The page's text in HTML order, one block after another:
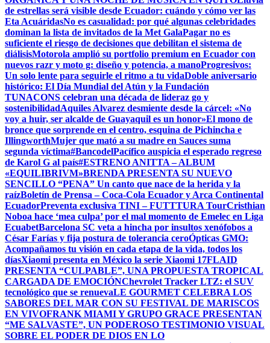
de estrellas será visible desde Ecuador: cuándo y cómo ver las
Eta AcuáridasNo es casualidad: por qué algunas celebridades
dominan la lista de invitados de la Met GalaPagar no es
suficiente el riesgo de decisiones que debilitan el sistema de
diálisisMotorola amplió su portfolio premium en Ecuador con
nuevos razr y moto g: diseño y potencia, a manoProgresivos:
Un solo lente para seguirle el ritmo a tu vidaDoble aniversario
histórico: El Día Mundial del Atún y la Fundación
TUNACONS celebran una década de lideraz go y
sostenibilidadAquiles Alvarez desmiente desde la cárcel: «No
voy a huir, ser alcalde de Guayaquil es un honor»El mono de
bronce que sorprende en el centro, esquina de Pichincha e
IllingworthMujer que mató a su madre en Sauces suma
segunda víctima#BancodelPacífico auspicia el esperado regreso
de Karol G al país#ESTRENO ANITTA – ALBUM
«EQUILIBRIVM»BRENDA PRESENTA SU NUEVO
SENCILLO “PENA” Un canto que nace de la herida y la
raízBoletín de Prensa – Coca-Cola Ecuador y Arca Continental
EcuadorPreventa exclusiva TINI – FUTTTURA TourCristhian
Noboa hace ‘mea culpa’ por el mal momento de Emelec en Liga
EcuabetBarcelona SC veta a hincha por insultos xenófobos a
César Farías y fija postura de tolerancia ceroÓpticas GMO:
Acompañamos tu visión en cada etapa de la vida, todos los
díasXiaomi presenta en México la serie Xiaomi 17FLAID
PRESENTA “CULPABLE”, UNA PROPUESTA TROPICAL
CARGADA DE EMOCIÓNChevrolet Tracker LTZ: el SUV
tecnológico que se renuevaLE GOURMET CELEBRA LOS
SABORES DEL MAR CON SU FESTIVAL DE MARISCOS
EN VIVOFRANK MIAMI Y GRUPO GRACE PRESENTAN
“ME SALVASTE”, UN PODEROSO TESTIMONIO VISUAL
SOBRE EL PODER DE DIOS EN LO